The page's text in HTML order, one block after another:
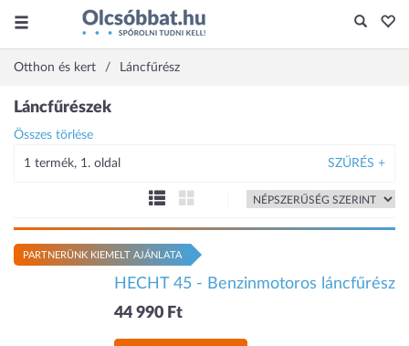
Otthon és kert Láncfűrész
Láncfűrészek
Összes törlése
1 termék, 1. oldal SZŰRÉS +
PARTNERÜNK KIEMELT AJÁNLATA
HECHT 45 - Benzinmotoros láncfűrész
44 990 Ft